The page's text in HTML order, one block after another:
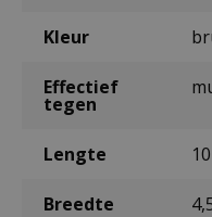
Kleur
Effectief
tegen
Lengte
Breedte